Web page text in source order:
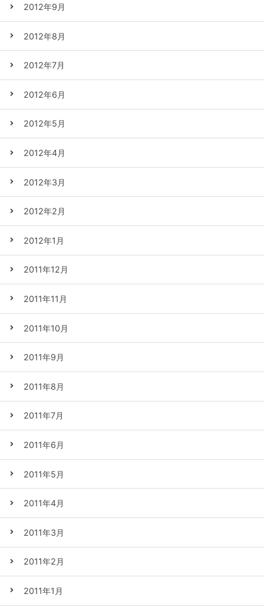
2012年9月
2012年8月
2012年7月
2012年6月
2012年5月
2012年4月
2012年3月
2012年2月
2012年1月
2011年12月
2011年11月
2011年10月
2011年9月
2011年8月
2011年7月
2011年6月
2011年5月
2011年4月
2011年3月
2011年2月
2011年1月